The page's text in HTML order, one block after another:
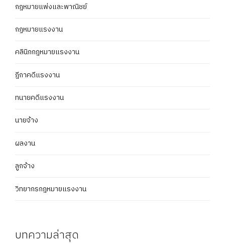
กฎหมายแพ่งและพาณิชย์
กฏหมายแรงงาน
คลินิกกฎหมายแรงงาน
ฎีกาคดีแรงงาน
ทนายคดีแรงงาน
นายจ้าง
ผลงาน
ลูกจ้าง
วิทยากรกฎหมายแรงงาน
บทความล่าสุด